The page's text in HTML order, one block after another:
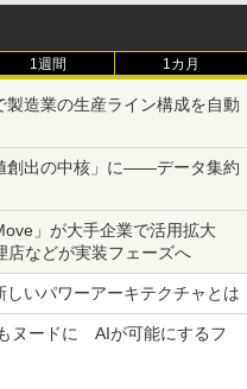
1週間 1カ月
造業の生産ライン構成を自動
創出の中核」に――データ集約
」が大手企業で活用拡大
店などが実装フェーズへ
いパワーアーキテクチャとは
ヌードに AIが可能にするフ